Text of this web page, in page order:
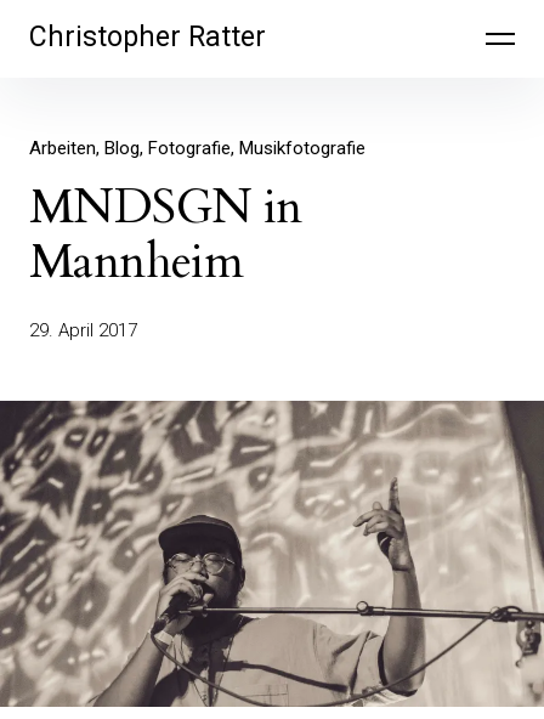
überspringen
Christopher Ratter
Arbeiten Blog Fotografie Musikfotografie
MNDSGN in
Mannheim
29. April 2017